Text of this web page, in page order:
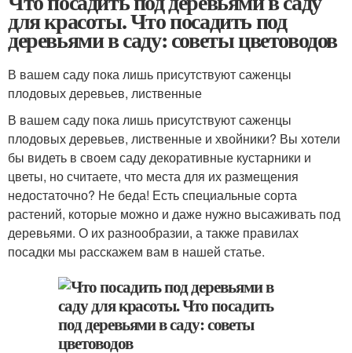
для красоты. Что посадить под
деревьями в саду: советы цветоводов
В вашем саду пока лишь присутствуют саженцы
плодовых деревьев, лиственные
В вашем саду пока лишь присутствуют саженцы
плодовых деревьев, лиственные и хвойники? Вы хотели
бы видеть в своем саду декоративные кустарники и
цветы, но считаете, что места для их размещения
недостаточно? Не беда! Есть специальные сорта
растений, которые можно и даже нужно высаживать под
деревьями. О их разнообразии, а также правилах
посадки мы расскажем вам в нашей статье.